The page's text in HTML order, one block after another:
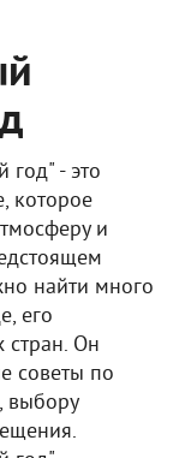
- это
которое
и
найти много
его
стран. Он
советы по
выбору